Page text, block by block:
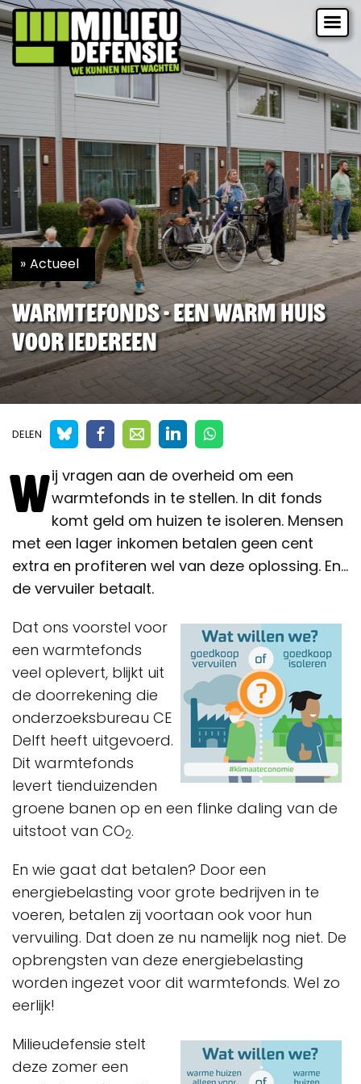
Actueel
Warmtefonds - Een warm huis
voor iedereen
DELEN
Wij vragen aan de overheid om een
warmtefonds in te stellen. In dit fonds
komt geld om huizen te isoleren. Mensen
met een lager inkomen betalen geen cent
extra en profiteren wel van deze oplossing. En...
de vervuiler betaalt.
Dat ons voorstel voor
een warmtefonds
veel oplevert, blijkt uit
de doorrekening die
onderzoeksbureau CE
Delft heeft uitgevoerd.
Dit warmtefonds
levert tienduizenden
groene banen op en een flinke daling van de
uitstoot van CO2.
En wie gaat dat betalen? Door een
energiebelasting voor grote bedrijven in te
voeren, betalen zij voortaan ook voor hun
vervuiling. Dat doen ze nu namelijk nog niet. De
opbrengsten van deze energiebelasting
worden ingezet voor dit warmtefonds. Wel zo
eerlijk!
Milieudefensie stelt
deze zomer een